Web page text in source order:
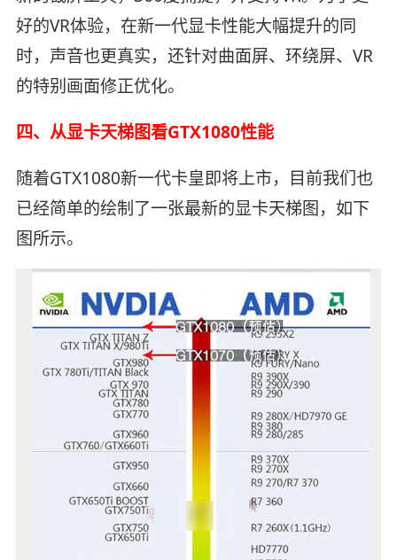
好的VR体验，在新一代显卡性能大幅提升的同
时，声音也更真实，还针对曲面屏、环绕屏、VR
的特别画面修正优化。
四、从显卡天梯图看GTX1080性能
随着GTX1080新一代卡皇即将上市，目前我们也
已经简单的绘制了一张最新的显卡天梯图，如下
图所示。